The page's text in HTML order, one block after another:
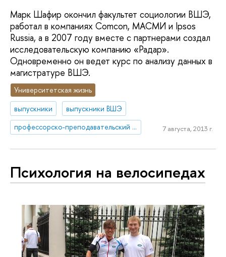
Марк Шафир окончил факультет социологии ВШЭ,
работал в компаниях Comcon, МАСМИ и Ipsos
Russia, а в 2007 году вместе с партнерами создал
исследовательскую компанию «Радар».
Одновременно он ведет курс по анализу данных в
магистратуре ВШЭ.
Университетская жизнь
выпускники
выпускники ВШЭ
профессорско-преподавательский состав
7 августа, 2013 г.
Психология на велосипедах